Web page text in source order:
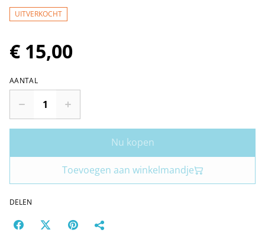
UITVERKOCHT
€ 15,00
AANTAL
Nu kopen
Toevoegen aan winkelmandje
DELEN